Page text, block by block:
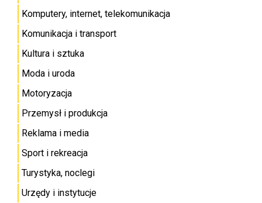
Komputery, internet, telekomunikacja
Komunikacja i transport
Kultura i sztuka
Moda i uroda
Motoryzacja
Przemysł i produkcja
Reklama i media
Sport i rekreacja
Turystyka, noclegi
Urzędy i instytucje